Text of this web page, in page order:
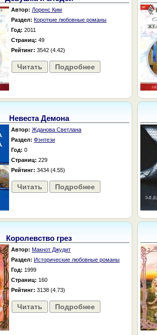
Автор: Лоренс Ким
Раздел: Короткие любовные романы
Год: 2011
Страниц: 49
Рейтинг: 3542 (4.42)
Читать Подробнее
Невеста Демона
Автор: Жданова Светлана
Раздел: Фэнтези
Год: 0
Страниц: 229
Рейтинг: 3434 (4.55)
Читать Подробнее
Королевство грез
Автор: Макнот Джудит
Раздел: Исторические любовные романы
Год: 1999
Страниц: 160
Рейтинг: 3138 (4.73)
Читать Подробнее